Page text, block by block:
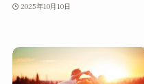
2025年10月10日